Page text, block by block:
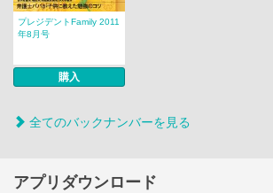
プレジデントFamily 2011
年8月号
購入
全てのバックナンバーを見る
アプリダウンロード